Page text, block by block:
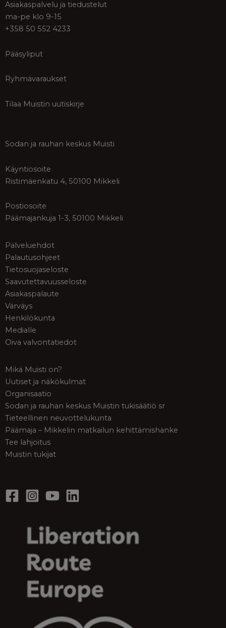
Asiakaspalvelu ja tiedustelut
ma-pe klo 9-15
+358 50 552 4233
Pääsyliput
Ryhmävaraukset
Tilaa Muistin uutiskirje
Sodan ja rauhan keskus Muisti
Käyntiosoite
Ristimäenkatu 4, 50100 Mikkeli
Postiosoite
Päämajankuja 1-3, 50100 Mikkeli
Palveluehdot
Palautusohjeet
Tietosuojaseloste
Saavutettavuusseloste
Asiakaspalaute
Värväys
Henkilökunta
Medialle
Oiva valvontatiedot
Mikä Muisti on?
Uutiset ja näkökulmat
Organisaatio
Sodan ja rauhan keskus Muistin tukisäätiö sr
Tieteellinen neuvottelukunta
Päämaja – Mikkelin matkailun kehittämishanke
Tee lahjoitus
Muistin tukijat